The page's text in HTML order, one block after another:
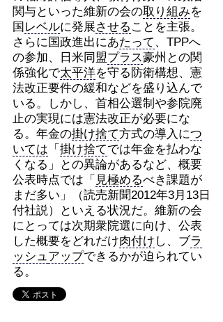
関与といった維新の会の取り組みを
国 レベルに発展させる ことを主張。
さらに国政進出にあたって 、TPPへ
の参加、日米同盟プラス豪州との関
係強化で太平洋を守る防衛構想、憲
法改正要件の緩和などを盛り込んで
いる。しかし、首相公選制や参院廃
止の実現には憲法改正が必要にな
る。年金の掛け捨て方式の導入につ
いては 「 掛け捨てでは年金を払わな
くなる」との異論があるなど、概要
公表時点では「 見極めるべき課題が
まだ多い」（読売新聞2012年3月13日
付社説）といえる状況だ。維新の会
にとっては次期衆院選に向け、公表
した概要をどれだけ肉付け し、ブラ
ッシュアップできるかが迫られてい
る。